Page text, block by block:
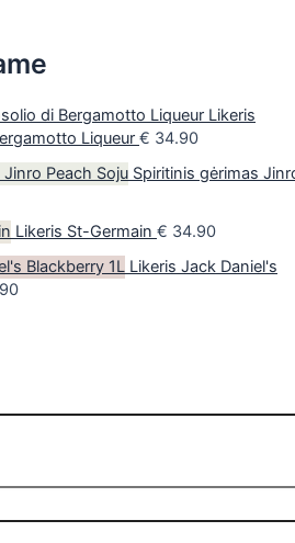
Likeris
Liqueur € 34.90
Spiritinis gėrimas
Likeris St-Germain € 34.90
Likeris Jack Daniel's